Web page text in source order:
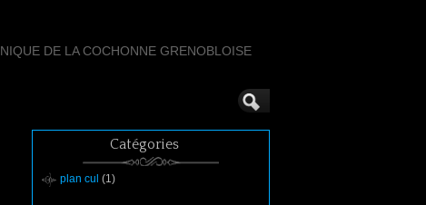
NIQUE DE LA COCHONNE GRENOBLOISE
Catégories
plan cul (1)